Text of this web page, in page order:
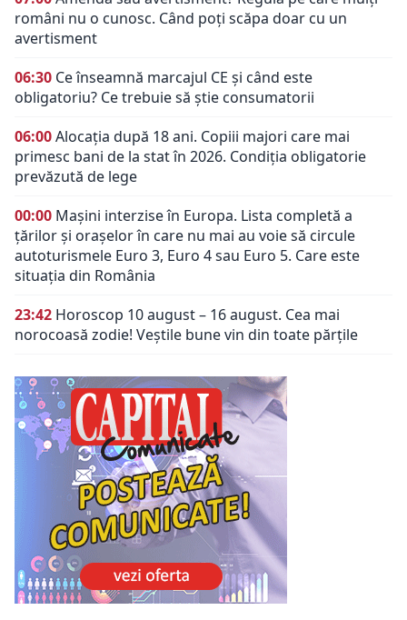
români nu o cunosc. Când poți scăpa doar cu un
avertisment
06:30 Ce înseamnă marcajul CE și când este
obligatoriu? Ce trebuie să știe consumatorii
06:00Alocația după 18 ani. Copiii majori care mai
primesc bani de la stat în 2026. Condiția obligatorie
prevăzută de lege
00:00 Mașini interzise în Europa. Lista completă a
țărilor și orașelor în care nu mai au voie să circule
autoturismele Euro 3, Euro 4 sau Euro 5. Care este
situația din România
23:42 Horoscop 10 august – 16 august. Cea mai
norocoasă zodie! Veștile bune vin din toate părțile